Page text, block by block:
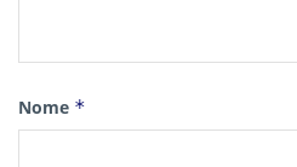
Nome *